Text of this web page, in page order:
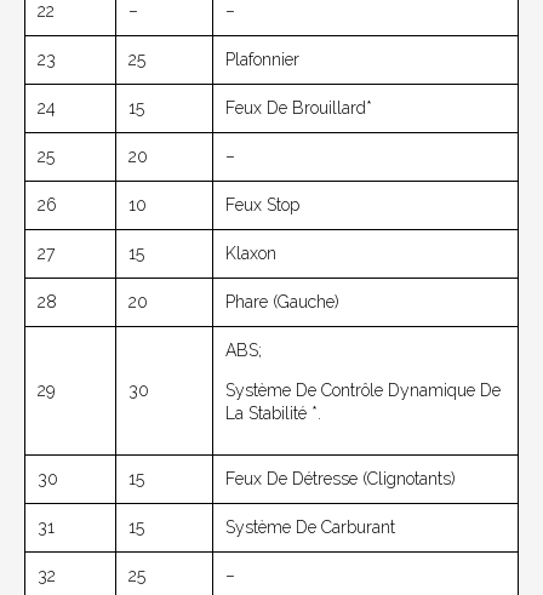
22 – –
23 25 Plafonnier
24 15 Feux De Brouillard*
25 20 –
26 10 Feux Stop
27 15 Klaxon
28 20 Phare (gauche)
29 30
ABS;
Système De Contrôle Dynamique De
La Stabilité *.
30 15 Feux De Détresse (clignotants)
31 15 Système De Carburant
32 25 –